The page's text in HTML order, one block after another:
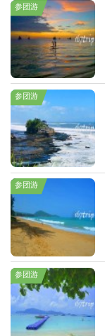
参团游
参团游
参团游
参团游